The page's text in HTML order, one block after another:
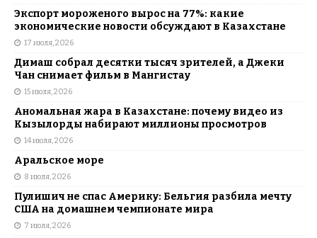
Экспорт мороженого вырос на 77%: какие
экономические новости обсуждают в Казахстане
17 июля, 2026
Димаш собрал десятки тысяч зрителей, а Джеки
Чан снимает фильм в Мангистау
15 июля, 2026
Аномальная жара в Казахстане: почему видео из
Кызылорды набирают миллионы просмотров
14 июля, 2026
Аральское море
8 июля, 2026
Пулишич не спас Америку: Бельгия разбила мечту
США на домашнем чемпионате мира
7 июля, 2026